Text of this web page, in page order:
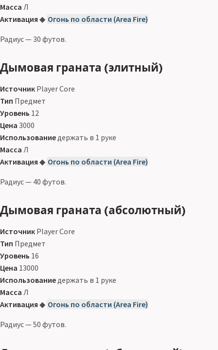
Масса Л
Активация ◆ Огонь по области (Area Fire)
Радиус — 30 футов.
Дымовая граната (элитный)
Источник Player Core
Тип Предмет
Уровень 12
Цена 3000
Использование держать в 1 руке
Масса Л
Активация ◆ Огонь по области (Area Fire)
Радиус — 40 футов.
Дымовая граната (абсолютный)
Источник Player Core
Тип Предмет
Уровень 16
Цена 13000
Использованиедержать в 1 руке
Масса Л
Активация ◆ Огонь по области (Area Fire)
Радиус — 50 футов.